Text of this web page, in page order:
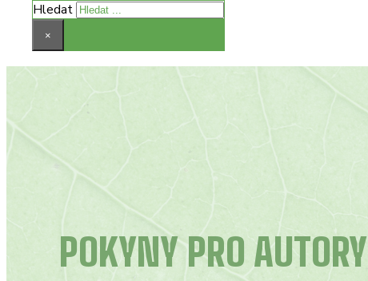
Hledat
×
POKYNY PRO AUTORY